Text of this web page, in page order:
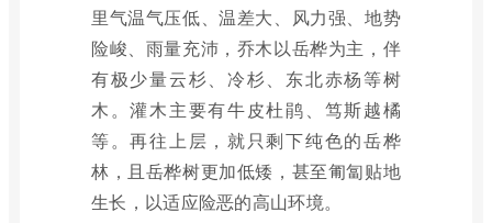
里气温气压低、温差大、风力强、地势
险峻、雨量充沛，乔木以岳桦为主，伴
有极少量云杉、冷杉、东北赤杨等树
木。灌木主要有牛皮杜鹃、笃斯越橘
等。再往上层，就只剩下纯色的岳桦
林，且岳桦树更加低矮，甚至匍匐贴地
生长，以适应险恶的高山环境。